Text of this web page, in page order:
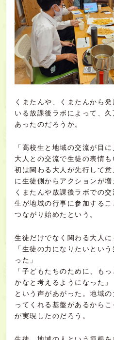
くまたんや、くまたんから
いる放課後ラボによって、
あったのだろうか。
「高校生と地域の交流が目
大人との交流で生徒の表情
初は関わる大人が先行して
に生徒側からアクションが増
くまたんや放課後ラボでの
生が地域の行事に参加する
つながり始めたという。
生徒だけでなく関わる大人に
「生徒の力になりたいとい
った」
「子どもたちのために、も
かなと考えるようになった」
という声があがった。地域
ってくれる基盤があるから
が実現したのだろう。